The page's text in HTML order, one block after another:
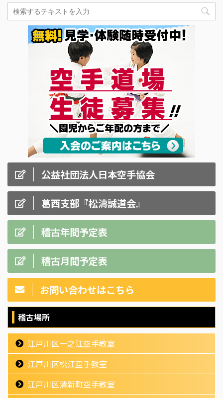
公益社団法人日本空手協会
葛西支部『松濤誠道会』
稽古年間予定表
稽古月間予定表
お問い合わせはこちら
稽古場所
江戸川区一之江空手教室
江戸川区松江空手教室
江戸川区清新町空手教室